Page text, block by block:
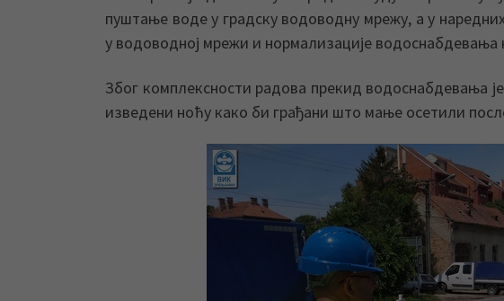
пуштање воде у градску водоводну мрежу, а у
у водоводној мрежи и нормализације водоснабдевања
Због комплексности радова прекид водоснабдевања
изведени ноћу како би грађани што мање осетили